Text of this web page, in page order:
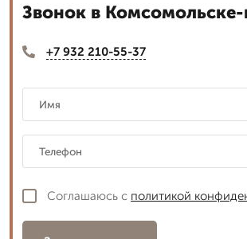
Звонок в
+7 932 210-55-37
Соглашаюсь с политикой